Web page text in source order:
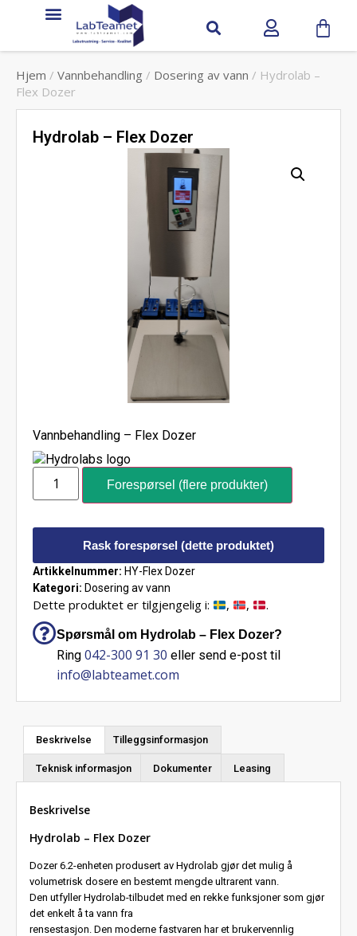
Hjem / Vannbehandling / Dosering av vann / Hydrolab –
Flex Dozer
Hydrolab – Flex Dozer
Vannbehandling – Flex Dozer
Forespørsel (flere produkter)
Rask forespørsel (dette produktet)
Artikkelnummer: HY-Flex Dozer
Kategori: Dosering av vann
Dette produktet er tilgjengelig i: , , .
Spørsmål om Hydrolab – Flex Dozer?
Ring 042-300 91 30 eller send e-post til
info@labteamet.com
Beskrivelse Tilleggsinformasjon
Teknisk informasjon Dokumenter Leasing
Beskrivelse
Hydrolab – Flex Dozer
Dozer 6.2-enheten produsert av Hydrolab gjør det mulig å
volumetrisk dosere en bestemt mengde ultrarent vann.
Den utfyller Hydrolab-tilbudet med en rekke funksjoner som gjør
det enkelt å ta vann fra
rensestasjon. Den moderne fastvaren har et brukervennlig